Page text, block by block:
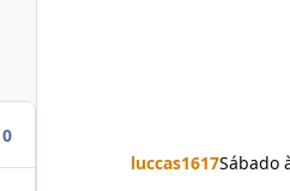
0
luccas1617Sábado